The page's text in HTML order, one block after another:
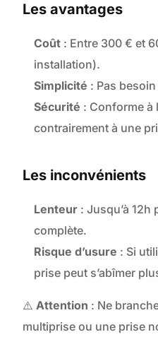
Les avantages
Coût : Entre 300 € et
installation).
Simplicité : Pas
Sécurité : Conforme à
contrairement à une
Les inconvénients
Lenteur : Jusqu’à
complète.
Risque d’usure : Si
prise peut s’abîmer
⚠️Attention : Ne
multiprise ou une prise